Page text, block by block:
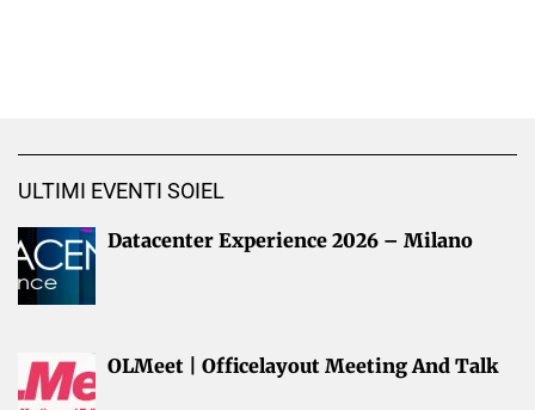
ULTIMI EVENTI SOIEL
Datacenter Experience 2026 – Milano
OLMeet | Officelayout Meeting And Talk